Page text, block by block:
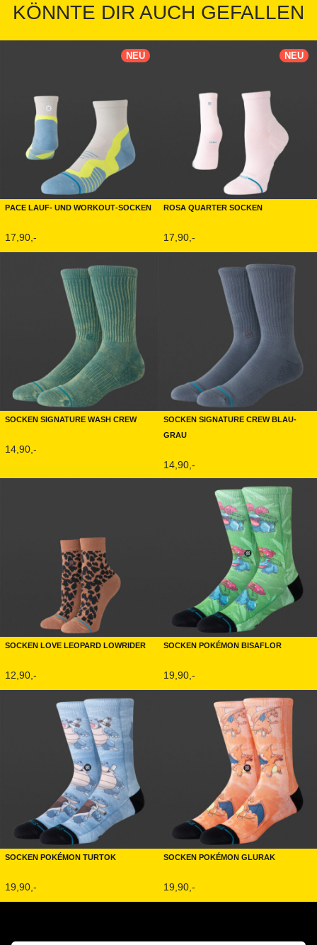
KÖNNTE DIR AUCH GEFALLEN
NEU
Pace Lauf- und Workout-Socken
17,90,-
NEU
Rosa Quarter Socken
17,90,-
Socken Signature Wash Crew
14,90,-
Socken Signature Crew Blau-
Grau
14,90,-
Socken Love Leopard Lowrider
12,90,-
Socken Pokémon Bisaflor
19,90,-
Socken Pokémon Turtok
19,90,-
Socken Pokémon Glurak
19,90,-